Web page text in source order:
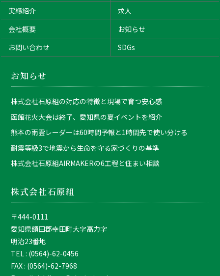
実績紹介
求人
会社概要
お知らせ
お問い合わせ
SDGs
お知らせ
株式会社石原組の対応の特徴と現場で育つ安心感
函館花火大会は終了、愛知県の夏イベントを紹介
熊本の雨雲レーダーは60時間予報と1時間先で使い分ける
耐震等級3で地震から生命を守る家づくりの基準
株式会社石原組AIRMAKERの6工程と住まい相談
株式会社石原組
〒444-0111
愛知県額田郡幸田町大字高力字
明治23番地
TEL : (0564)-62-0456
FAX : (0564)-62-7968